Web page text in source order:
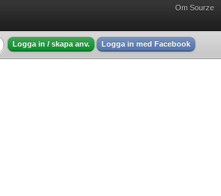
Om Sourze
Logga in / skapa anv. Logga in med Facebook